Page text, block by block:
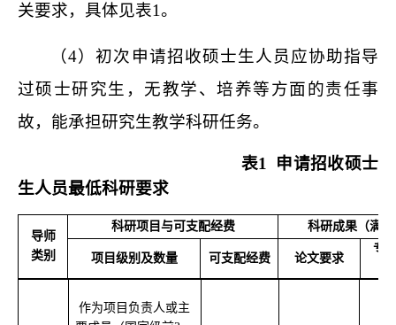
关要求，具体见表1。
（4）初次申请招收硕士生人员应协助指导
过硕士研究生，无教学、培养等方面的责任事
故，能承担研究生教学科研任务。
表1
申请招收硕士
生人员最低科研要求
导师
类别
科研项目与可支配经费 科研成果（满
项目级别及数量 可支配经费 论文要求
专
作为项目 负责人或主